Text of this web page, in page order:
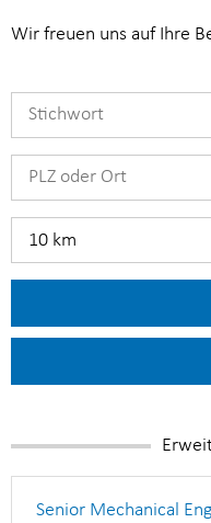
Wir freuen uns auf Ihre
10 km
Senior Mechanical